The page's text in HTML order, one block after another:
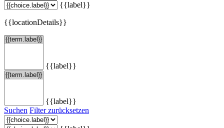
{{label}}
{{locationDetails}}
{{label}}
{{label}}
Suchen Filter zurücksetzen